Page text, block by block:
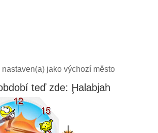
jako výchozí město
teď zde: Ḩalabjah